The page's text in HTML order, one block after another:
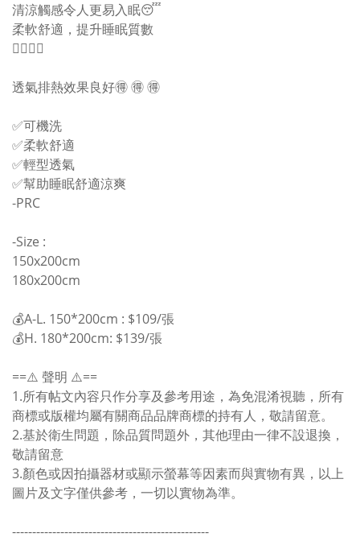
清涼觸感令人更易入眠😴
柔軟舒適，提升睡眠質數
👍🏼👍🏼
透氣排熱效果良好🉐 🉐 🉐
✅可機洗
✅柔軟舒適
✅輕型透氣
✅幫助睡眠舒適涼爽
-PRC
-Size :
150x200cm
180x200cm
💰A-L. 150*200cm : $109/張
💰H. 180*200cm: $139/張
==⚠️ 聲明 ⚠️==
1.所有帖文內容只作分享及參考用途，為免混淆視聽，所有
商標或版權均屬有關商品品牌商標的持有人，敬請留意。
2.基於衛生問題，除品質問題外，其他理由一律不設退換，
敬請留意
3.顏色或因拍攝器材或顯示螢幕等因素而與實物有異，以上
圖片及文字僅供參考，一切以實物為準。
-------------------------------------------------